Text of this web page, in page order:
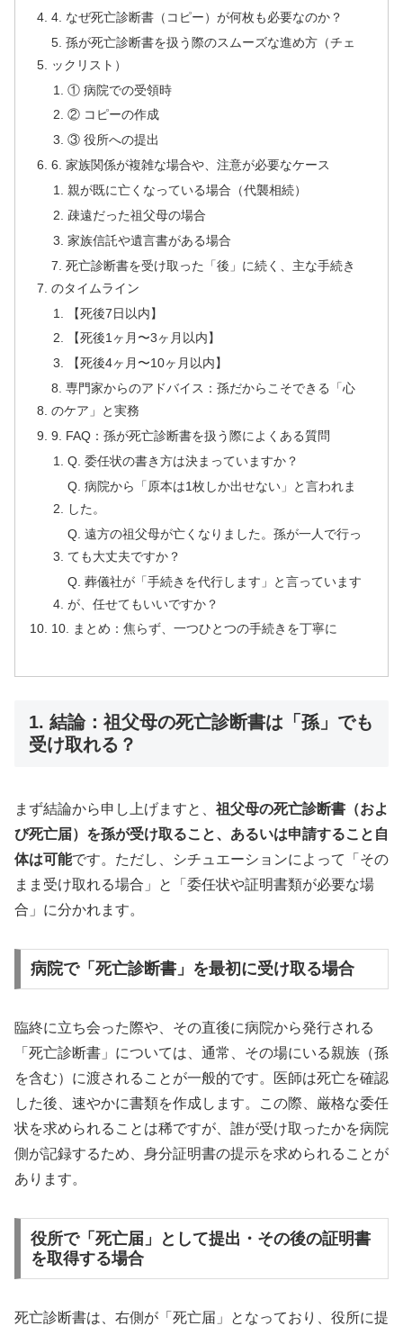
4. なぜ死亡診断書（コピー）が何枚も必要なのか？
5. 孫が死亡診断書を扱う際のスムーズな進め方（チェ
ックリスト）
① 病院での受領時
② コピーの作成
③ 役所への提出
6. 家族関係が複雑な場合や、注意が必要なケース
親が既に亡くなっている場合（代襲相続）
疎遠だった祖父母の場合
家族信託や遺言書がある場合
7. 死亡診断書を受け取った「後」に続く、主な手続き
のタイムライン
【死後7日以内】
【死後1ヶ月〜3ヶ月以内】
【死後4ヶ月〜10ヶ月以内】
8. 専門家からのアドバイス：孫だからこそできる「心
のケア」と実務
9. FAQ：孫が死亡診断書を扱う際によくある質問
Q. 委任状の書き方は決まっていますか？
Q. 病院から「原本は1枚しか出せない」と言われま
した。
Q. 遠方の祖父母が亡くなりました。孫が一人で行っ
ても大丈夫ですか？
Q. 葬儀社が「手続きを代行します」と言っています
が、任せてもいいですか？
10. まとめ：焦らず、一つひとつの手続きを丁寧に
1. 結論：祖父母の死亡診断書は「孫」でも
受け取れる？
まず結論から申し上げますと、 祖父母の死亡診断書（およ
び死亡届）を孫が受け取ること、あるいは申請すること自
体は可能です。ただし、シチュエーションによって「その
まま受け取れる場合」と「委任状や証明書類が必要な場
合」に分かれます。
病院で「死亡診断書」を最初に受け取る場合
臨終に立ち会った際や、その直後に病院から発行される
「死亡診断書」については、通常、その場にいる親族（孫
を含む）に渡されることが一般的です。医師は死亡を確認
した後、速やかに書類を作成します。この際、厳格な委任
状を求められることは稀ですが、誰が受け取ったかを病院
側が記録するため、身分証明書の提示を求められることが
あります。
役所で「死亡届」として提出・その後の証明書
を取得する場合
死亡診断書は、右側が「死亡届」となっており、役所に提